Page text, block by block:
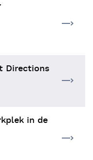
Directions
in de